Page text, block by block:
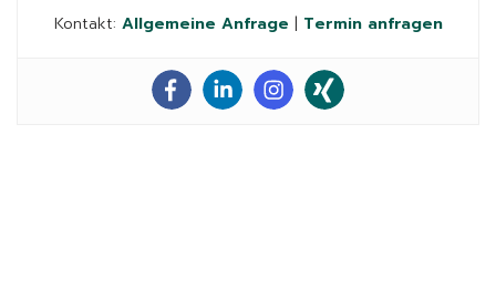
Kontakt: Allgemeine Anfrage | Termin anfragen